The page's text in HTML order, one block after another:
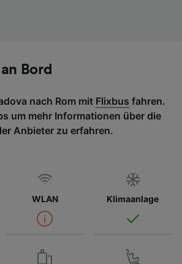
Bord
nach Rom mit Flixbus fahren.
um mehr Informationen über die
Anbieter zu erfahren.
WLAN Klimaanlage